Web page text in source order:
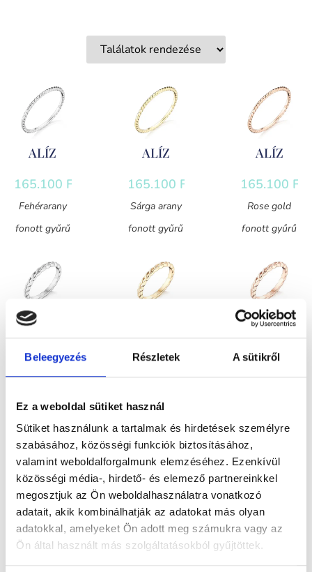
Beleegyezés Részletek A sütikről
Ez a weboldal sütiket használ
Sütiket használunk a tartalmak és hirdetések személyre
szabásához, közösségi funkciók biztosításához,
valamint weboldalforgalmunk elemzéséhez. Ezenkívül
közösségi média-, hirdető- és elemező partnereinkkel
megosztjuk az Ön weboldalhasználatra vonatkozó
adatait, akik kombinálhatják az adatokat más olyan
adatokkal, amelyeket Ön adott meg számukra vagy az
Ön által használt más szolgáltatásokból gyűjtöttek.
ALÍZ
165.100 Ft
Fehérarany
fonott gyűrű
ALÍZ
165.100 Ft
Sárga arany
fonott gyűrű
ALÍZ
165.100 Ft
Rose gold
fonott gyűrű
FIÓNA
241.300Ft
Fehérarany
fonott gyűrű
241.300Ft
Sárga arany
fonott gyűrű
FIÓNA
241.300
Rose gold
HÉRA
241.300 Ft
Fehérarany
HÉRA
241.300Ft
Sárga arany
HÉRA
241.300
Rose gold